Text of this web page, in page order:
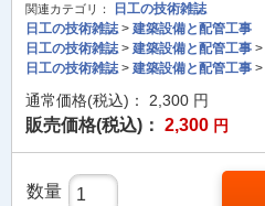
関連カテゴリ：
日工の技術雑誌
日工の技術雑誌> 建築設備と配管工事
日工の技術雑誌> 建築設備と配管工事 >
日工の技術雑誌> 建築設備と配管工事 >
通常価格(税込)： 2,300 円
販売価格(税込)： 2,300 円
数量